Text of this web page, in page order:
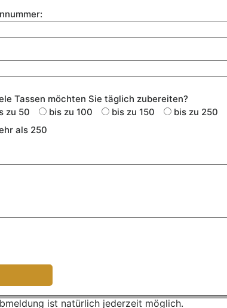
Tassen möchten Sie täglich zubereiten?
zu 50
bis zu 100 bis zu 150
bis zu 250
als 250
ist natürlich jederzeit möglich.